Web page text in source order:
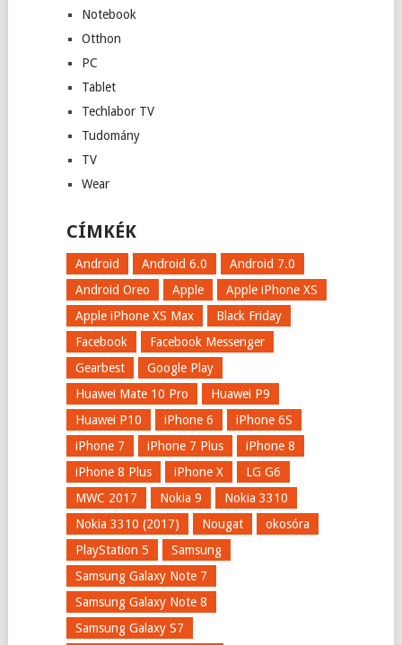
Notebook
Otthon
PC
Tablet
Techlabor TV
Tudomány
TV
Wear
CÍMKÉK
Android Android 6.0
Android 7.0
Android Oreo
Apple
Apple iPhone XS
Apple iPhone XS Max
Black Friday
Facebook
Facebook Messenger
Gearbest
Google Play
Huawei Mate 10 Pro
Huawei P9
Huawei P10
iPhone 6
iPhone 6S
iPhone 7
iPhone 7 Plus
iPhone 8
iPhone 8 Plus
iPhone X
LG G6
MWC 2017
Nokia 9
Nokia 3310
Nokia 3310 (2017)
Nougat
okosóra
PlayStation 5
Samsung
Samsung Galaxy Note 7
Samsung Galaxy Note 8
Samsung Galaxy S7